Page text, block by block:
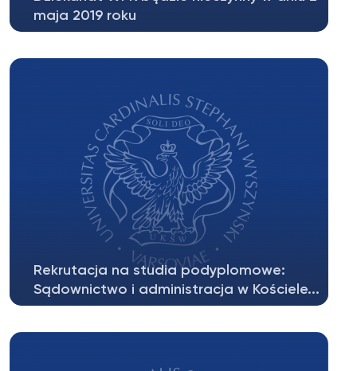
maja 2019 roku
maja 2019 roku dziekanat WPK będzie...
Rekrutacja na studia podyplomowe:
Sądownictwo i administracja w Kościele...
dotyczącymi rekrutacji na studia...